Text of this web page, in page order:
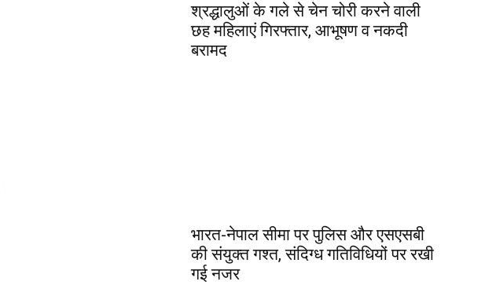
श्रद्धालुओं के गले से चेन चोरी करने वाली
छह महिलाएं गिरफ्तार, आभूषण व नकदी
बरामद
भारत-नेपाल सीमा पर पुलिस और एसएसबी
की संयुक्त गश्त, संदिग्ध गतिविधियों पर रखी
गई नजर